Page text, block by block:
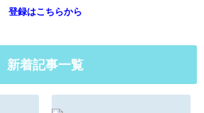
登録はこちらから
新着記事一覧